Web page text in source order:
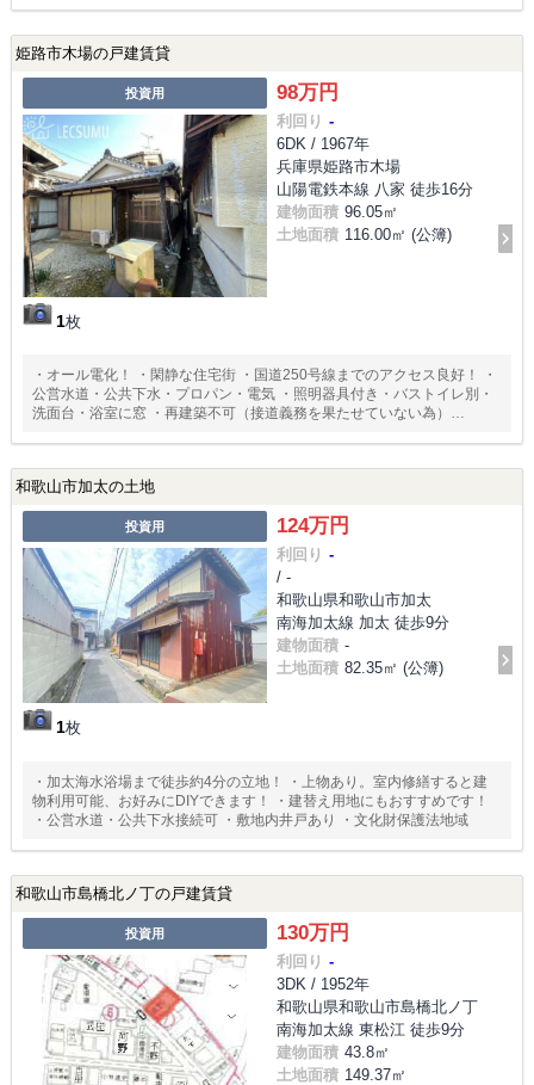
姫路市木場の戸建賃貸
投資用
1枚
98万円
利回り -
6DK / 1967年
兵庫県姫路市木場
山陽電鉄本線 八家 徒歩16分
建物面積 96.05㎡
土地面積 116.00㎡ (公簿)
・オール電化！ ・閑静な住宅街 ・国道250号線までのアクセス良好！ ・
公営水道・公共下水・プロパン・電気 ・照明器具付き・バストイレ別・
洗面台・浴室に窓 ・再建築不可（接道義務を果たせていない為）
&amp；#8203；&amp；#8203；&amp；#8203；・上水道の引込は他人
地を越境
和歌山市加太の土地
投資用
1枚
124万円
利回り -
/ -
和歌山県和歌山市加太
南海加太線 加太 徒歩9分
建物面積 -
土地面積 82.35㎡ (公簿)
・加太海水浴場まで徒歩約4分の立地！ ・上物あり。室内修繕すると建
物利用可能、お好みにDIYできます！ ・建替え用地にもおすすめです！
・公営水道・公共下水接続可 ・敷地内井戸あり ・文化財保護法地域
和歌山市島橋北ノ丁の戸建賃貸
投資用 130万円
利回り -
3DK / 1952年
和歌山県和歌山市島橋北ノ丁
南海加太線 東松江 徒歩9分
建物面積 43.8㎡
土地面積 149.37㎡